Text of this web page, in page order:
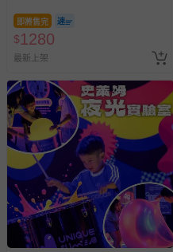
與服務，謝謝。
針對滿件折/滿額贈…等活
留商品未達活動門檻，將
回。
部分商品依據消費者保護
豫期範圍：
易於腐敗、保存期限
商品、食品等）。
客製化商品（例如客
報紙、期刊或雜誌（
即將售完
$1280
最新上架